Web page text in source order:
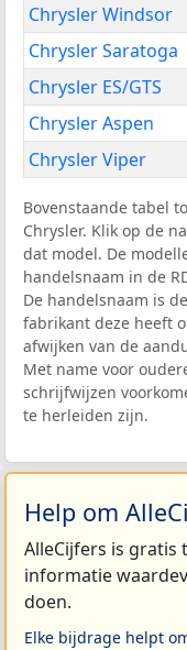
Chrysler Windsor
Chrysler Saratoga
Chrysler ES/GTS
Chrysler Aspen
Chrysler Viper
Bovenstaande tabel
Chrysler. Klik op de
dat model. De
handelsnaam in de
De handelsnaam is
fabrikant deze heeft
afwijken van de
Met name voor
schrijfwijzen
te herleiden zijn.
Help om
AlleCijfers is gratis
informatie
doen.
Elke bijdrage helpt